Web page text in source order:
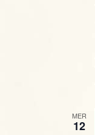
MER
12